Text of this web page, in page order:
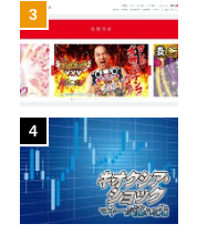
3
4